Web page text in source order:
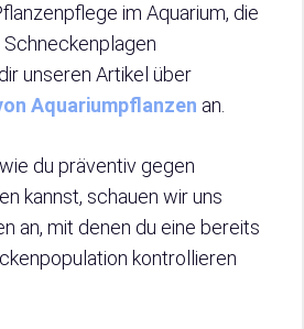
im Aquarium, die
unseren Artikel über
Aquariumpflanzen an.
du präventiv gegen
kannst, schauen wir uns
an, mit denen du eine bereits
kontrollieren